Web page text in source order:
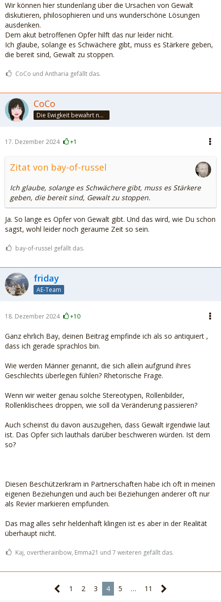
Wir können hier stundenlang über die Ursachen von Gewalt
diskutieren, philosophieren und uns wunderschöne Lösungen
ausdenken.
Dem akut betroffenen Opfer hilft das nur leider nicht.
Ich glaube, solange es Schwächere gibt, muss es Stärkere geben,
die bereit sind, Gewalt zu stoppen.
CoCo und Antharia gefällt das.
CoCo
Die Ewigkeit bewahrt nur die Liebe, weil sie von gleicher Natur ist. ~Khalil Gibran~
17. Dezember 2024 +1
Zitat von bay-of-russel
Ich glaube, solange es Schwächere gibt, muss es Stärkere
geben, die bereit sind, Gewalt zu stoppen.
Ja. So lange es Opfer von Gewalt gibt. Und das wird, wie Du schon
sagst, wohl leider noch geraume Zeit so sein.
bay-of-russel gefällt das.
friday
AE-Team
18. Dezember 2024 +10
Ganz ehrlich Bay, deinen Beitrag empfinde ich als so antiquiert ,
dass ich gerade sprachlos bin.
Wie werden Männer genannt, die sich allein aufgrund ihres
Geschlechts überlegen fühlen? Rhetorische Frage.
Wenn wir weiter genau solche Stereotypen, Rollenbilder,
Rollenklischees droppen, wie soll da Veränderung passieren?
Auch scheinst du davon auszugehen, dass Gewalt irgendwie laut
ist. Das Opfer sich lauthals darüber beschweren würden. Ist dem
so?
Diesen Beschützerkram in Partnerschaften habe ich oft in meinen
eigenen Beziehungen und auch bei Beziehungen anderer oft nur
als Revier markieren empfunden.
Das mag alles sehr heldenhaft klingen ist es aber in der Realität
überhaupt nicht.
Kaj, overtherainbow, Emma21 und 7 weiteren gefällt das.
1 2 3 4 5 … 11